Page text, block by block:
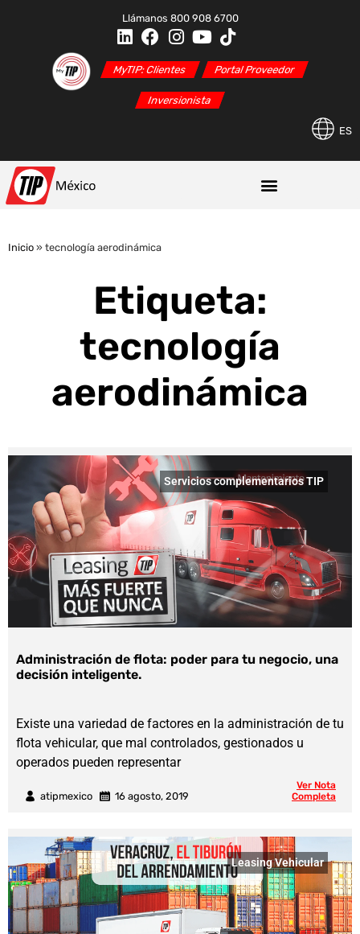
Llámanos 800 908 6700
MyTIP: Clientes Portal Proveedor
Inversionista
ES
Inicio » tecnología aerodinámica
Etiqueta:
tecnología
aerodinámica
Administración de flota: poder para tu negocio, una
decisión inteligente.
atipmexico 16 agosto, 2019
Servicios complementarios TIP
Existe una variedad de factores en la administración de tu
flota vehicular, que mal controlados, gestionados u
operados pueden representar
Ver Nota
Completa
Leasing Vehicular